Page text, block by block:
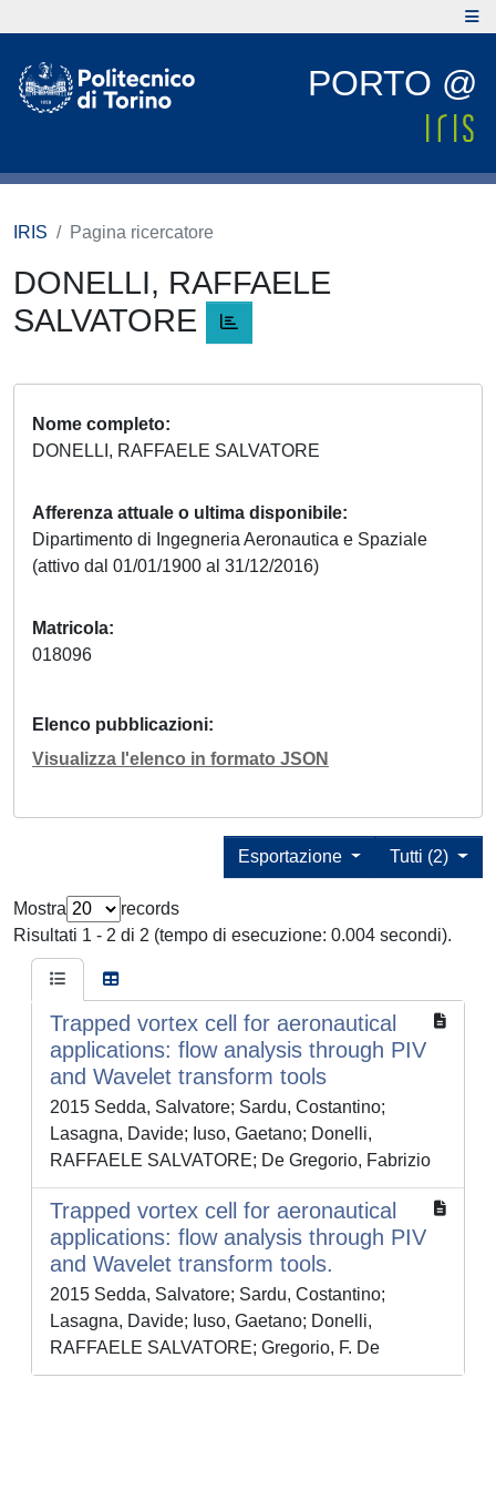
PORTO @
IRIS Pagina ricercatore
DONELLI, RAFFAELE
SALVATORE
Nome completo
DONELLI, RAFFAELE SALVATORE
Afferenza attuale o ultima disponibile
Dipartimento di Ingegneria Aeronautica e Spaziale
(attivo dal 01/01/1900 al 31/12/2016)
Matricola
018096
Elenco pubblicazioni
Visualizza l'elenco in formato JSON
Tutti (2)
Esportazione
Mostra
records
Risultati 1 - 2 di 2 (tempo di esecuzione: 0.004 secondi).
Trapped vortex cell for aeronautical
applications: flow analysis through PIV
and Wavelet transform tools
2015 Sedda, Salvatore; Sardu, Costantino;
Lasagna, Davide; Iuso, Gaetano; Donelli,
RAFFAELE SALVATORE; De Gregorio, Fabrizio
Trapped vortex cell for aeronautical
applications: flow analysis through PIV
and Wavelet transform tools.
2015 Sedda, Salvatore; Sardu, Costantino;
Lasagna, Davide; Iuso, Gaetano; Donelli,
RAFFAELE SALVATORE; Gregorio, F. De